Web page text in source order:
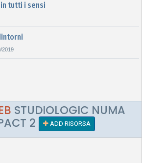
tutti i sensi
2019
STUDIOLOGIC NUMA
2
ADD RISORSA